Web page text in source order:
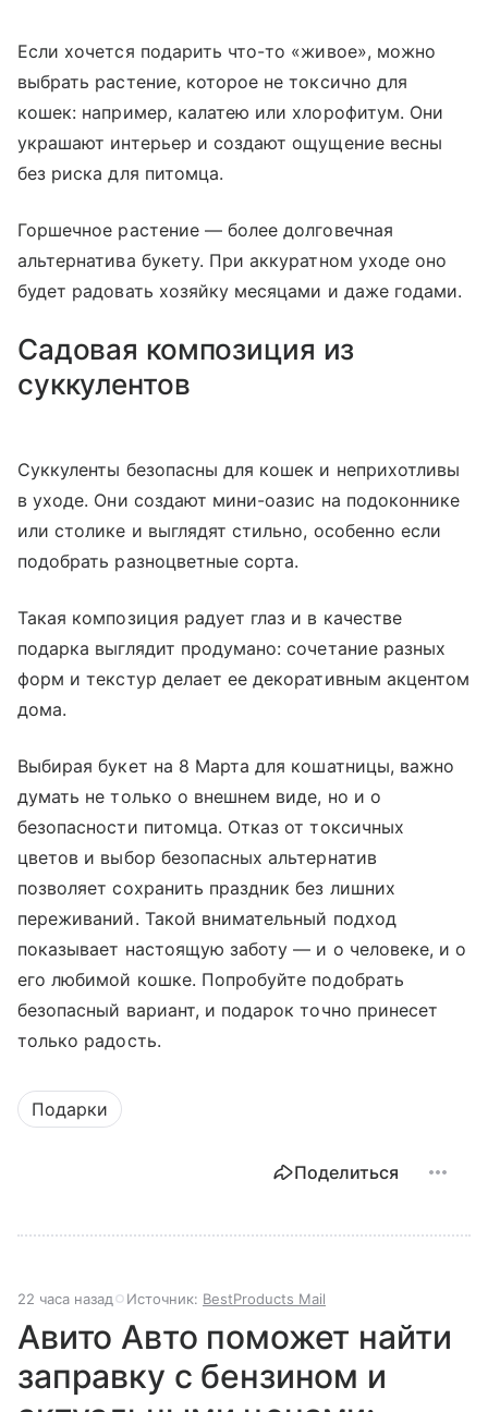
Если хочется подарить что-то «живое», можно
выбрать растение, которое не токсично для
кошек: например, калатею или хлорофитум. Они
украшают интерьер и создают ощущение весны
без риска для питомца.
Горшечное растение — более долговечная
альтернатива букету. При аккуратном уходе оно
будет радовать хозяйку месяцами и даже годами.
Садовая композиция из
суккулентов
Суккуленты безопасны для кошек и неприхотливы
в уходе. Они создают мини-оазис на подоконнике
или столике и выглядят стильно, особенно если
подобрать разноцветные сорта.
Такая композиция радует глаз и в качестве
подарка выглядит продумано: сочетание разных
форм и текстур делает ее декоративным акцентом
дома.
Выбирая букет на 8 Марта для кошатницы, важно
думать не только о внешнем виде, но и о
безопасности питомца. Отказ от токсичных
цветов и выбор безопасных альтернатив
позволяет сохранить праздник без лишних
переживаний. Такой внимательный подход
показывает настоящую заботу — и о человеке, и о
его любимой кошке. Попробуйте подобрать
безопасный вариант, и подарок точно принесет
только радость.
Подарки
Поделиться
22 часа назад Источник: BestProducts Mail
Авито Авто поможет найти
заправку с бензином и